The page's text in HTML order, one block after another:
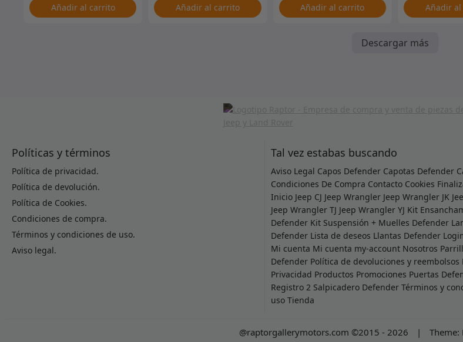
Añadir al carrito Añadir al carrito Añadir al carrito Añadir
Descargar más
Políticas y términos
Política de privacidad.
Política de devolución.
Política de Cookies.
Condiciones de compra.
Términos y condiciones de uso.
Aviso legal.
Tal vez estabas buscando
Aviso Legal Capos Defender Capotas Defender
Condiciones De Compra Contacto Cookies
Inicio Jeep CJ Jeep Wrangler Jeep Wrangler JK
Jeep Wrangler TJ Jeep Wrangler YJ Kit
Defender Kit Suspensión + Muelles Defender
Defender Lista de deseos Llantas Defender
Mi cuenta Mi cuenta my-account Nosotros
Defender Política de devoluciones y reembolsos
Privacidad Productos Promociones Puertas
Registro 2 Salpicadero Defender Términos y
uso Tienda
@raptorgallerymotors.com ©2015 - 2026 | Theme: